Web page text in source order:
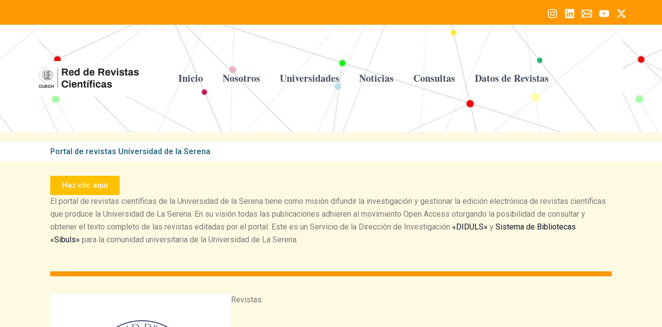
Inicio Nosotros Universidades Noticias Consultas Datos de Revistas
Portal de revistas Universidad de la Serena
Haz clic aquí
El portal de revistas científicas de la Universidad de la Serena tiene como misión difundir la investigación y gestionar la edición electrónica de revistas científicas
que produce la Universidad de La Serena. En su visión todas las publicaciones adhieren al movimiento Open Access otorgando la posibilidad de consultar y
obtener el texto completo de las revistas editadas por el portal. Este es un Servicio de la Dirección de Investigación «DIDULS» y Sistema de Bibliotecas
«Sibuls» para la comunidad universitaria de la Universidad de La Serena.
Revistas: